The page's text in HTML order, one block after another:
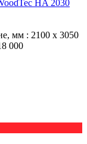
HA 2030
мм : 2100 х 3050
000